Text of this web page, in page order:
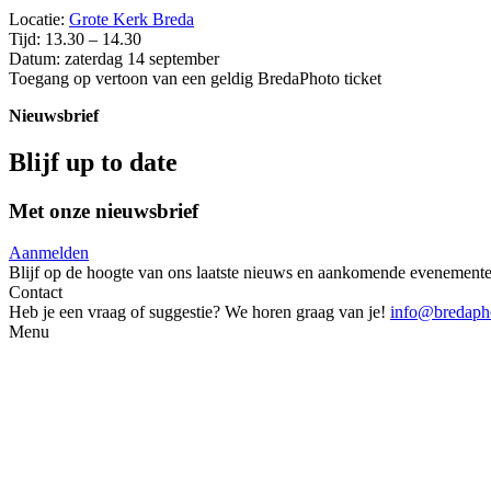
Locatie: Grote Kerk Breda
Tijd: 13.30 – 14.30
Datum: zaterdag 14 september
Toegang op vertoon van een geldig BredaPhoto ticket
Nieuwsbrief
Blijf up to date
Met onze nieuwsbrief
Aanmelden
Blijf op de hoogte van ons laatste nieuws en aankomende
Contact
Heb je een vraag of suggestie? We horen graag van je!
Menu